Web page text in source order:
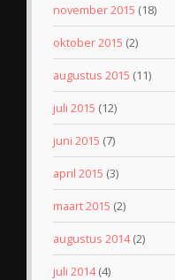
november 2015 (18)
oktober 2015 (2)
augustus 2015 (11)
juli 2015 (12)
juni 2015 (7)
april 2015 (3)
maart 2015 (2)
augustus 2014(2)
juli 2014(4)